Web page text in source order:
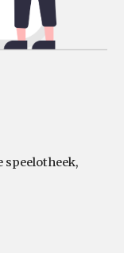
speelotheek,